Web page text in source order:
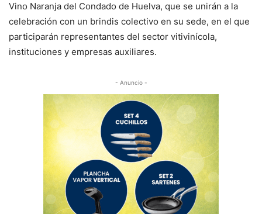
Vino Naranja del Condado de Huelva, que se unirán a la
celebración con un brindis colectivo en su sede, en el que
participarán representantes del sector vitivinícola,
instituciones y empresas auxiliares.
- Anuncio -